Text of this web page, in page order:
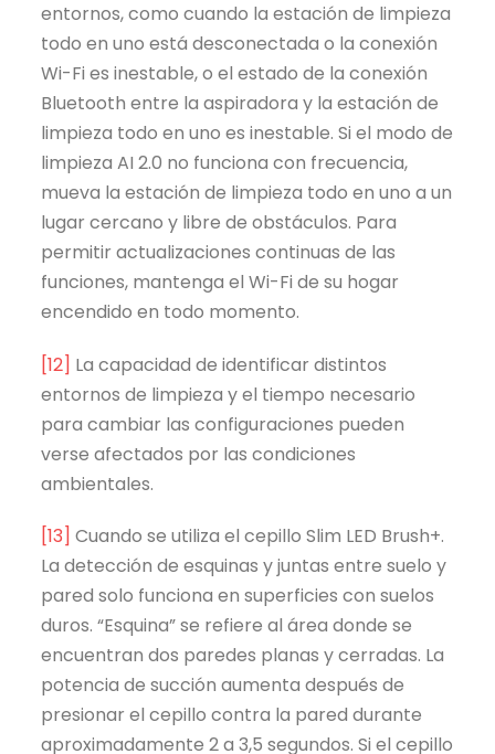
entornos, como cuando la estación de limpieza
todo en uno está desconectada o la conexión
Wi-Fi es inestable, o el estado de la conexión
Bluetooth entre la aspiradora y la estación de
limpieza todo en uno es inestable. Si el modo de
limpieza AI 2.0 no funciona con frecuencia,
mueva la estación de limpieza todo en uno a un
lugar cercano y libre de obstáculos. Para
permitir actualizaciones continuas de las
funciones, mantenga el Wi-Fi de su hogar
encendido en todo momento.
[12] La capacidad de identificar distintos
entornos de limpieza y el tiempo necesario
para cambiar las configuraciones pueden
verse afectados por las condiciones
ambientales.
[13] Cuando se utiliza el cepillo Slim LED Brush+.
La detección de esquinas y juntas entre suelo y
pared solo funciona en superficies con suelos
duros. “Esquina” se refiere al área donde se
encuentran dos paredes planas y cerradas. La
potencia de succión aumenta después de
presionar el cepillo contra la pared durante
aproximadamente 2 a 3,5 segundos. Si el cepillo